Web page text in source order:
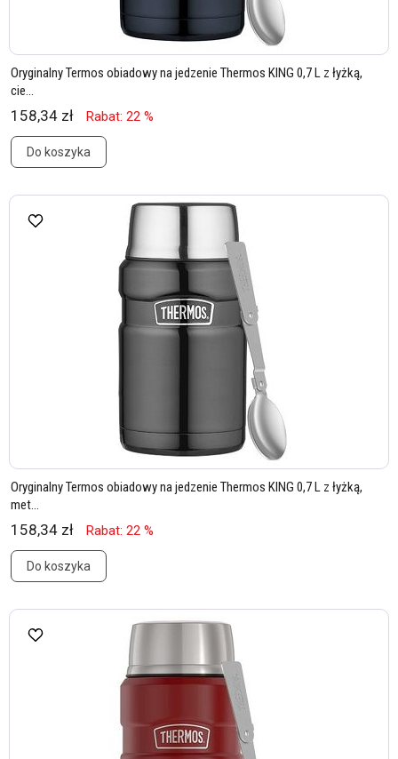
Oryginalny Termos obiadowy na jedzenie Thermos KING 0,7 L z łyżką,
cie...
158,34 zł Rabat: 22 %
Do koszyka
Oryginalny Termos obiadowy na jedzenie Thermos KING 0,7 L z łyżką,
met...
158,34 zł Rabat: 22 %
Do koszyka